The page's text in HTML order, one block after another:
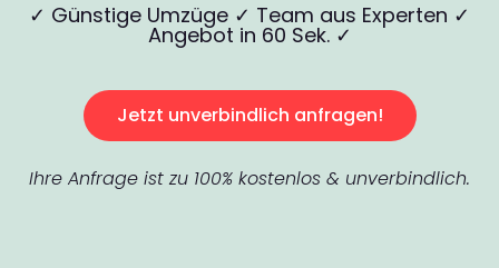
✓ Günstige Umzüge ✓ Team aus Experten ✓
Angebot in 60 Sek. ✓
Jetzt unverbindlich anfragen!
Ihre Anfrage ist zu 100% kostenlos & unverbindlich.